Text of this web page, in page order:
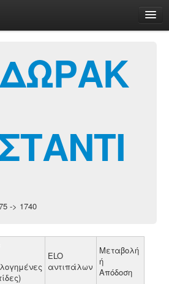
-> 1740
ELO
αντιπάλων
Μεταβολή
ή
Απόδοση